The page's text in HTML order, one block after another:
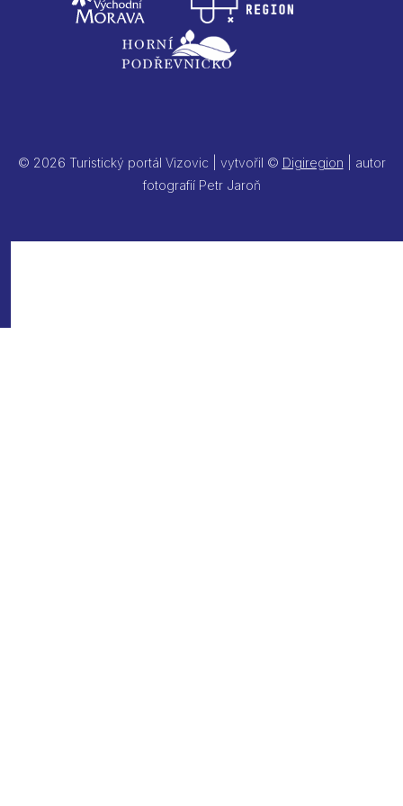
© 2026 Turistický portál Vizovic | vytvořil © Digiregion | autor
fotografií Petr Jaroň